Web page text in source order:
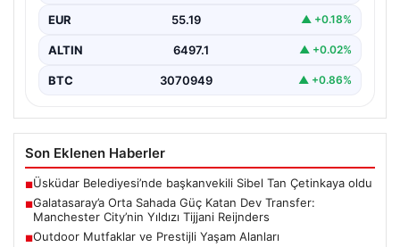
kırmızılı yönetim, özellikle…
EUR 55.19 ▲ +0.18%
ALTIN 6497.1 ▲ +0.02%
BTC 3070949 ▲ +0.86%
Son Eklenen Haberler
■Üsküdar Belediyesi’nde başkanvekili Sibel Tan Çetinkaya oldu
■Galatasaray’a Orta Sahada Güç Katan Dev Transfer:
Manchester City’nin Yıldızı Tijjani Reijnders
■Outdoor Mutfaklar ve Prestijli Yaşam Alanları